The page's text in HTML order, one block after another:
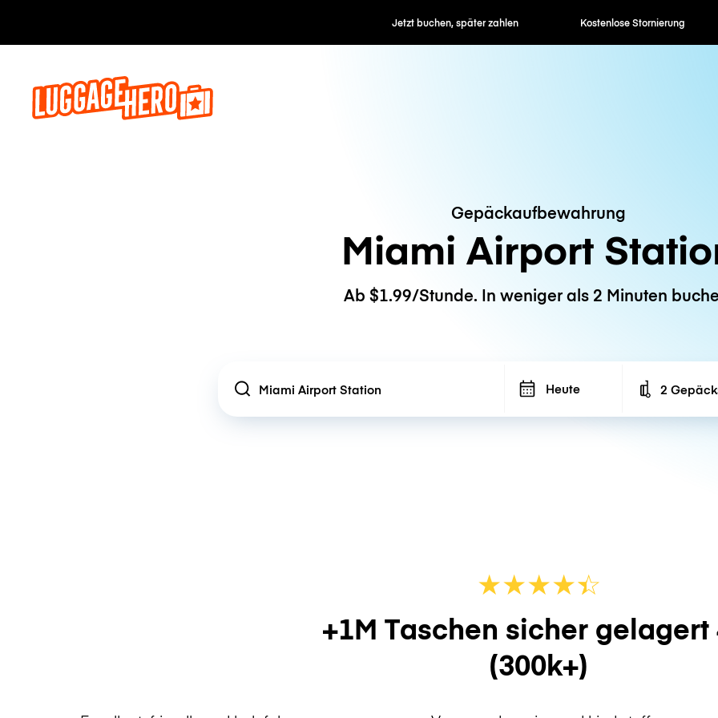
Jetzt buchen, später zahlen Kostenlose Stornierung Stunden- /
Gepäckaufbewahrung
Miami Airport
Ab $1.99/Stunde. In weniger als 2 Minuten
Location Heute Number of
2
★★★★☆
★
+1M Taschen sicher gelagert
(300k+)